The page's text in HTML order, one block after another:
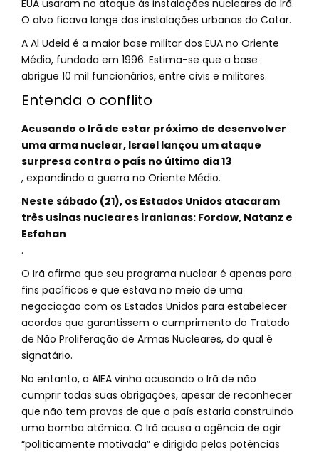
EUA usaram no ataque às instalações nucleares do Irã.
O alvo ficava longe das instalações urbanas do Catar.
A Al Udeid é a maior base militar dos EUA no Oriente
Médio, fundada em 1996. Estima-se que a base
abrigue 10 mil funcionários, entre civis e militares.
Entenda o conflito
Acusando o Irã de estar próximo de desenvolver
uma arma nuclear, Israel lançou um ataque
surpresa contra o país no último dia 13
, expandindo a guerra no Oriente Médio.
Neste sábado (21), os Estados Unidos atacaram
três usinas nucleares iranianas: Fordow, Natanz e
Esfahan
.
O Irã afirma que seu programa nuclear é apenas para
fins pacíficos e que estava no meio de uma
negociação com os Estados Unidos para estabelecer
acordos que garantissem o cumprimento do Tratado
de Não Proliferação de Armas Nucleares, do qual é
signatário.
No entanto, a AIEA vinha acusando o Irã de não
cumprir todas suas obrigações, apesar de reconhecer
que não tem provas de que o país estaria construindo
uma bomba atômica. O Irã acusa a agência de agir
“politicamente motivada” e dirigida pelas potências